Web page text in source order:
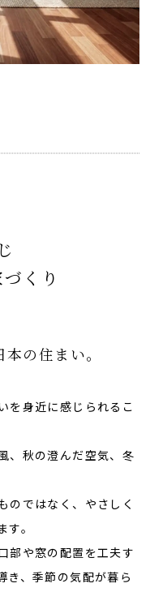
くり
の住まい。
を身近に感じられるこ
、秋の澄んだ空気、冬
のではなく、やさしく
。
部や窓の配置を工夫す
き、季節の気配が暮ら